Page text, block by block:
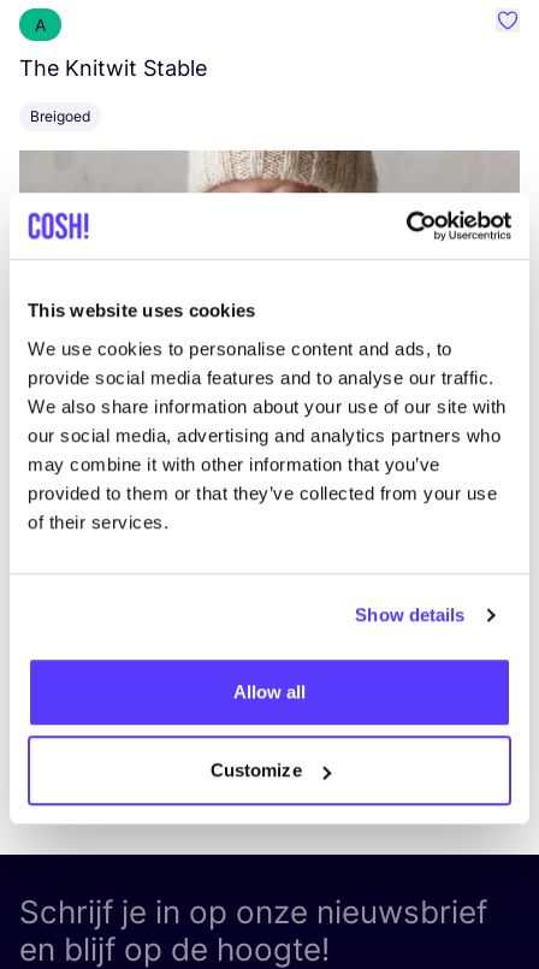
This website uses cookies
We use cookies to personalise content and ads, to
provide social media features and to analyse our traffic.
We also share information about your use of our site with
our social media, advertising and analytics partners who
may combine it with other information that you’ve
provided to them or that they’ve collected from your use
of their services.
Show details
Allow all
Customize
A
The Knitwit Stable
Breigoed
Schrijf je in op onze nieuwsbrief
en blijf op de hoogte!